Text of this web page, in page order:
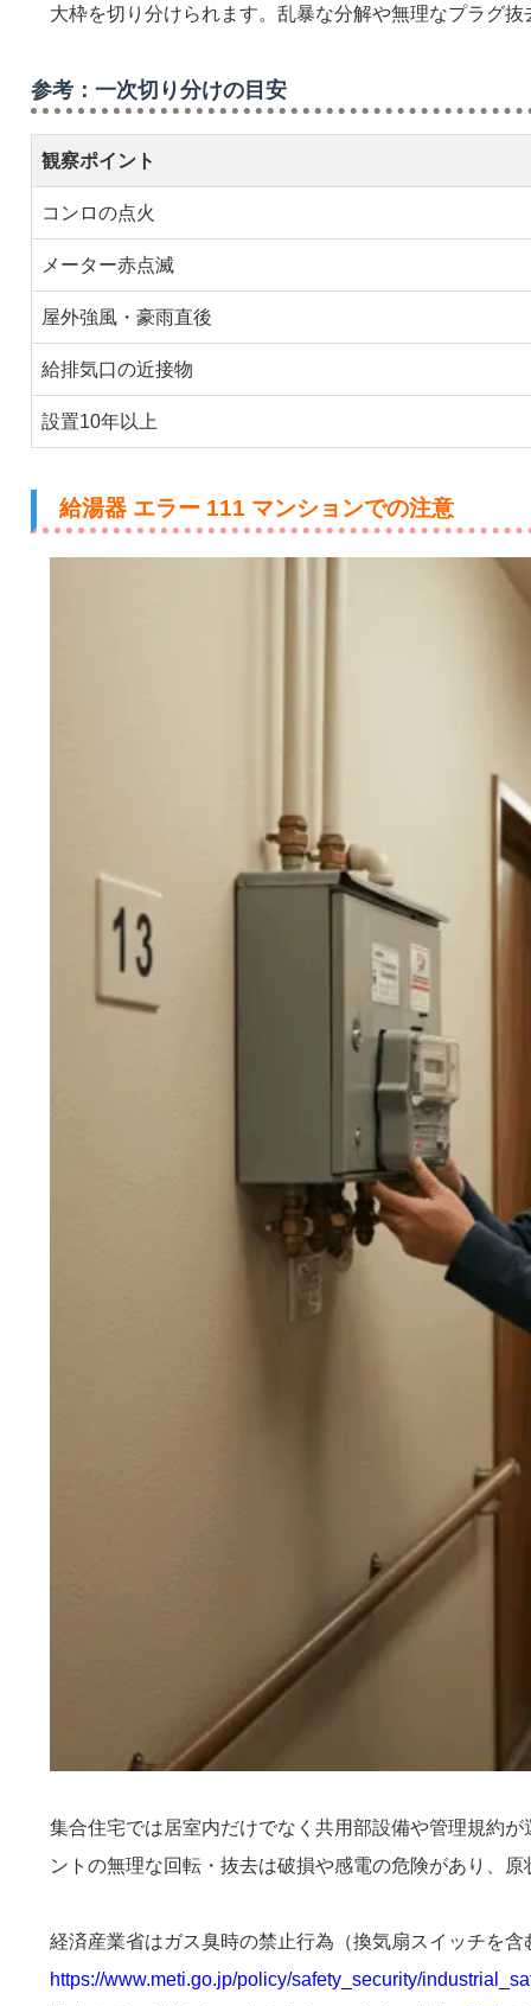
大枠を切り分けられます。乱暴な分解や無理なプラグ
参考：一次切り分けの目安
観察ポイント
コンロの点火
メーター赤点滅
屋外強風・豪雨直後
給排気口の近接物
設置10年以上
給湯器 エラー 111 マンションでの注意
集合住宅では居室内だけでなく共用部設備や管理規約
ントの無理な回転・抜去は破損や感電の危険があり、
経済産業省はガス臭時の禁止行為（換気扇スイッチを
https://www.meti.go.jp/policy/safety_security/